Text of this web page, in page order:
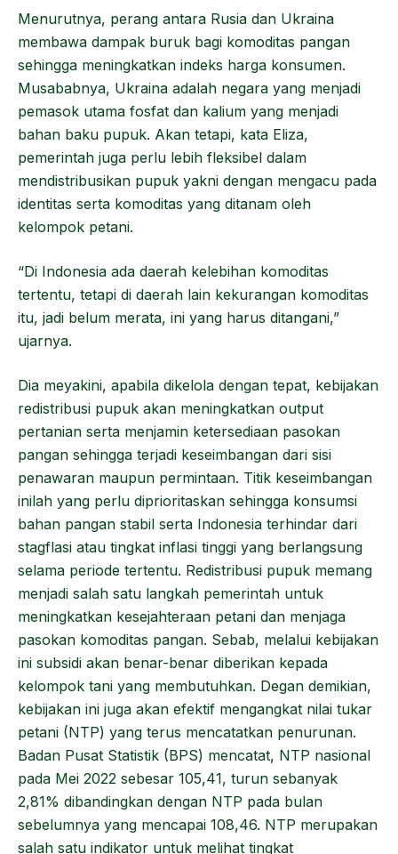
Menurutnya, perang antara Rusia dan Ukraina
membawa dampak buruk bagi komoditas pangan
sehingga meningkatkan indeks harga konsumen.
Musababnya, Ukraina adalah negara yang menjadi
pemasok utama fosfat dan kalium yang menjadi
bahan baku pupuk. Akan tetapi, kata Eliza,
pemerintah juga perlu lebih fleksibel dalam
mendistribusikan pupuk yakni dengan mengacu pada
identitas serta komoditas yang ditanam oleh
kelompok petani.
“Di Indonesia ada daerah kelebihan komoditas
tertentu, tetapi di daerah lain kekurangan komoditas
itu, jadi belum merata, ini yang harus ditangani,”
ujarnya.
Dia meyakini, apabila dikelola dengan tepat, kebijakan
redistribusi pupuk akan meningkatkan output
pertanian serta menjamin ketersediaan pasokan
pangan sehingga terjadi keseimbangan dari sisi
penawaran maupun permintaan. Titik keseimbangan
inilah yang perlu diprioritaskan sehingga konsumsi
bahan pangan stabil serta Indonesia terhindar dari
stagflasi atau tingkat inflasi tinggi yang berlangsung
selama periode tertentu. Redistribusi pupuk memang
menjadi salah satu langkah pemerintah untuk
meningkatkan kesejahteraan petani dan menjaga
pasokan komoditas pangan. Sebab, melalui kebijakan
ini subsidi akan benar-benar diberikan kepada
kelompok tani yang membutuhkan. Degan demikian,
kebijakan ini juga akan efektif mengangkat nilai tukar
petani (NTP) yang terus mencatatkan penurunan.
Badan Pusat Statistik (BPS) mencatat, NTP nasional
pada Mei 2022 sebesar 105,41, turun sebanyak
2,81% dibandingkan dengan NTP pada bulan
sebelumnya yang mencapai 108,46. NTP merupakan
salah satu indikator untuk melihat tingkat